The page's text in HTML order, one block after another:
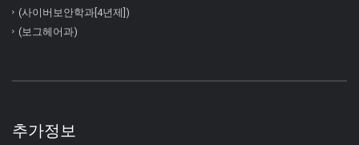
(사이버보안학과[4년제])
(보그헤어과)
추가정보